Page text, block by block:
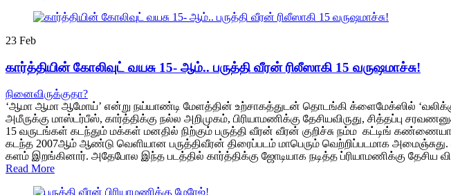
23 Feb
கார்த்தியின் கோலிவுட் வயசு 15- ஆம்.. பருத்தி வீரன் ரிலீஸாகி 15 வருஷமாச்சு!
நினைவிருக்குதா?
‘ஆமா ஆமா ஆமோய்’ என்று நய்யாண்டி மேளத்தின் உற்சாகத்துடன் தொடங்கி க்ளைமேக்ஸில்
அமீருக்கு மாஸ்டர்பீஸ், கார்த்திக்கு நல்ல அறிமுகம், பிரியாமணிக்கு தேசியவிருது, சித்தப்பு
15 வருடங்கள் கடந்தும் மக்கள் மனதில் நிற்கும் பருத்தி வீரன் வீரன் குறிச்சு நம்ம கட்டிங் கண்ணையா
கடந்த 2007ஆம் ஆண்டு வெளியான பருத்திவீரன் திரைப்படம் மாபெரும் வெற்றிப்படமாக
களம் இறங்கினார். அதேபோல இந்த படத்தில் கார்த்திக்கு ஜோடியாக நடித்த ப்ரியாமணிக்கு தேசிய
Read More